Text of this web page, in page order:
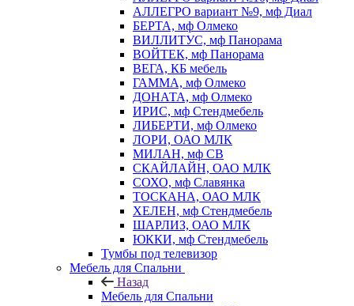
АЛЛЕГРО вариант №9, мф Диал
БЕРТА, мф Олмеко
ВИЛЛИТУС, мф Панорама
ВОЙТЕК, мф Панорама
ВЕГА, КБ мебель
ГАММА, мф Олмеко
ДОНАТА, мф Олмеко
ИРИС, мф Стендмебель
ЛИБЕРТИ, мф Олмеко
ЛОРИ, ОАО МЛК
МИЛАН, мф СВ
СКАЙЛАЙН, ОАО МЛК
СОХО, мф Славянка
ТОСКАНА, ОАО МЛК
ХЕЛЕН, мф Стендмебель
ШАРЛИЗ, ОАО МЛК
ЮККИ, мф Стендмебель
Тумбы под телевизор
Мебель для Спальни
Назад
Мебель для Спальни